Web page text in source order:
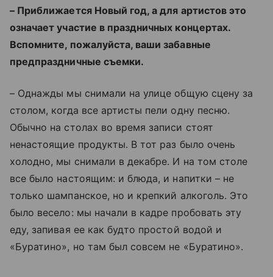
– Приближается Новый год, а для артистов это
означает участие в праздничных концертах.
Вспомните, пожалуйста, ваши забавные
предпраздничные съемки.
– Однажды мы снимали на улице общую сцену за
столом, когда все артисты пели одну песню.
Обычно на столах во время записи стоят
ненастоящие продукты. В тот раз было очень
холодно, мы снимали в декабре. И на том столе
все было настоящим: и блюда, и напитки – не
только шампанское, но и крепкий алкоголь. Это
было весело: мы начали в кадре пробовать эту
еду, запивая ее как будто простой водой и
«Буратино», но там был совсем не «Буратино».